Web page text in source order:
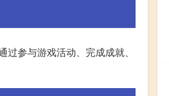
过参与游戏活动、完成成就、